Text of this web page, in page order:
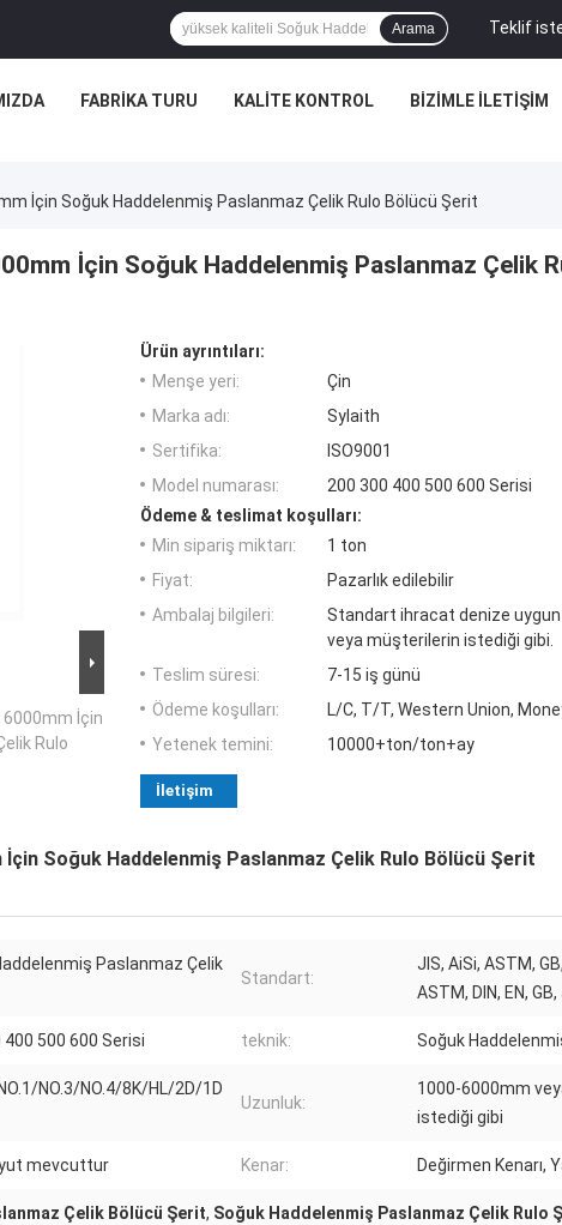
Teklif
Arama
FABRIKA TURU KALITE KONTROL BIZIMLE İLETIŞIM
İçin Soğuk Haddelenmiş Paslanmaz Çelik Rulo Bölücü Şerit
İçin Soğuk Haddelenmiş Paslanmaz Çelik
6000mm İçin
Rulo
Ürün ayrıntıları:
Menşe yeri:
Çin
Marka adı:
Sylaith
Sertifika:
ISO9001
Model numarası:
200 300 400 500 600 Serisi
Ödeme & teslimat koşulları:
Min sipariş miktarı:
1 ton
Fiyat:
Pazarlık edilebilir
Ambalaj bilgileri:
Standart ihracat denize
veya müşterilerin istediği gibi.
Teslim süresi:
7-15 iş günü
Ödeme koşulları:
L/C, T/T, Western Union,
Yetenek temini:
10000+ton/ton+ay
İletişim
İçin Soğuk Haddelenmiş Paslanmaz Çelik Rulo Bölücü Şerit
Paslanmaz Çelik
Standart:
JIS, AiSi, ASTM,
ASTM, DIN, EN, GB,
400 500 600 Serisi teknik: Soğuk
NO.3/NO.4/8K/HL/2D/1D
Uzunluk:
1000-6000mm
istediği gibi
mevcuttur Kenar: Değirmen Kenarı,
Çelik Bölücü Şerit, Soğuk Haddelenmiş Paslanmaz Çelik Rulo